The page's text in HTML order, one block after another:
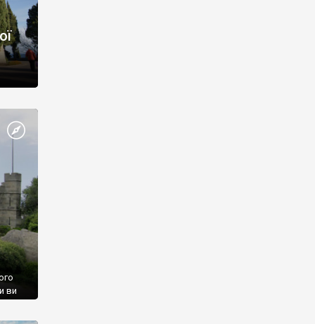
ви